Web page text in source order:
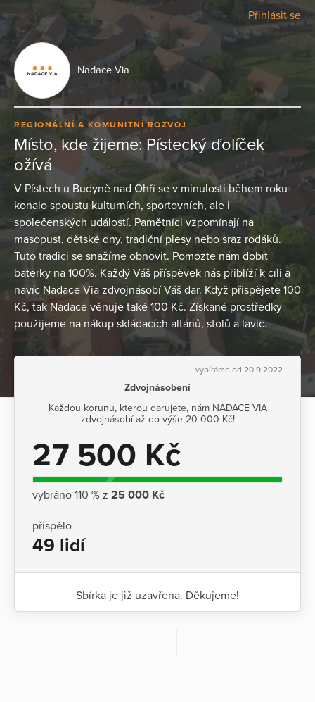
Přihlásit se
Nadace Via
REGIONÁLNÍ A KOMUNITNÍ ROZVOJ
Místo, kde žijeme: Pístecký ďolíček
ožívá
V Pístech u Budyně nad Ohří se v minulosti během roku
konalo spoustu kulturních, sportovních, ale i
společenských událostí. Pamětníci vzpomínají na
masopust, dětské dny, tradiční plesy nebo sraz rodáků.
Tuto tradici se snažíme obnovit. Pomozte nám dobít
baterky na 100%. Každý Váš příspěvek nás přiblíží k cíli a
navíc Nadace Via zdvojnásobí Váš dar. Když přispějete 100
Kč, tak Nadace věnuje také 100 Kč. Získané prostředky
použijeme na nákup skládacích altánů, stolů a lavic.
vybíráme od 20.9.2022
Zdvojnásobení
Každou korunu, kterou darujete, nám NADACE VIA
zdvojnásobí až do výše 20 000 Kč!
27 500 Kč
vybráno 110 % z 25 000 Kč
přispělo
49 lidí
Sbírka je již uzavřena. Děkujeme!